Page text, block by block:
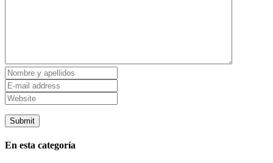
En esta categoría